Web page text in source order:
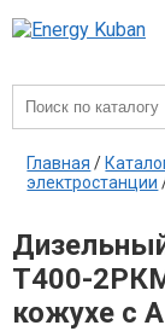
Главная /
электростанции
Т400-
кожухе c